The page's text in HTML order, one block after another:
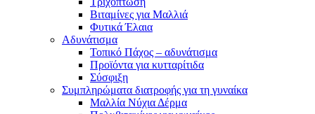
Βιταμίνες για Μαλλιά
Φυτικά Έλαια
Αδυνάτισμα
Τοπικό Πάχος – αδυνάτισμα
Προϊόντα για κυτταρίτιδα
Σύσφιξη
Συμπληρώματα διατροφής για τη γυναίκα
Μαλλία Νύχια Δέρμα